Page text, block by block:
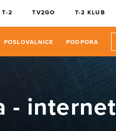
T-2 TV2GO T-2 KLUB
POSLOVALNICE PODPORA
- internet